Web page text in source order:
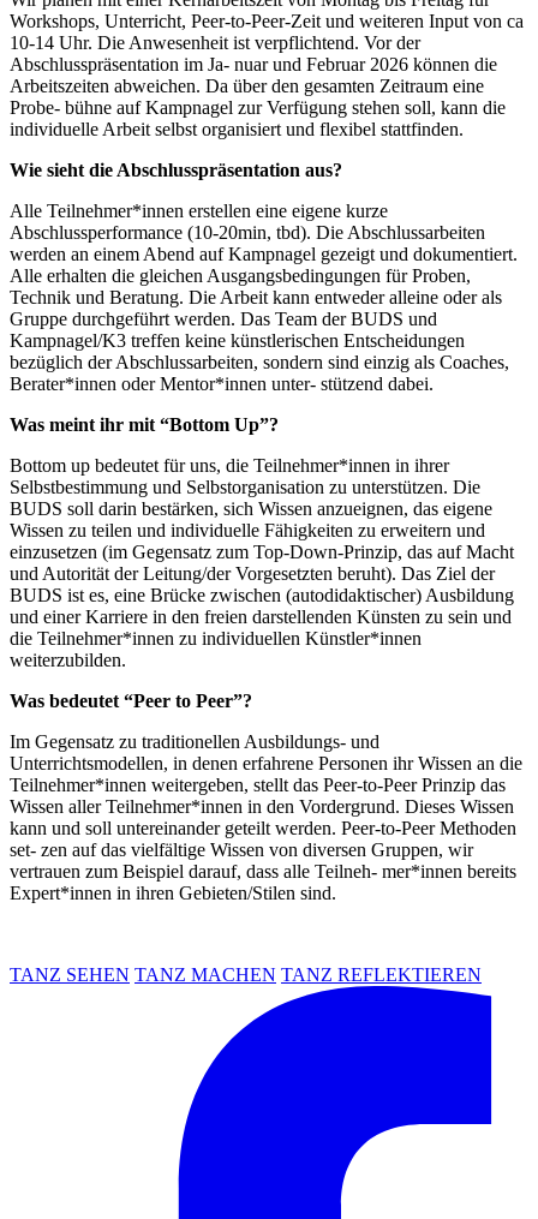
Workshops, Unterricht, Peer-to-Peer-Zeit und weiteren Input von ca
10-14 Uhr. Die Anwesenheit ist verpflichtend. Vor der
Abschlusspräsentation im Ja- nuar und Februar 2026 können die
Arbeitszeiten abweichen. Da über den gesamten Zeitraum eine
Probe- bühne auf Kampnagel zur Verfügung stehen soll, kann die
individuelle Arbeit selbst organisiert und flexibel stattfinden.
Wie sieht die Abschlusspräsentation aus?
Alle Teilnehmer*innen erstellen eine eigene kurze
Abschlussperformance (10-20min, tbd). Die Abschlussarbeiten
werden an einem Abend auf Kampnagel gezeigt und dokumentiert.
Alle erhalten die gleichen Ausgangsbedingungen für Proben,
Technik und Beratung. Die Arbeit kann entweder alleine oder als
Gruppe durchgeführt werden. Das Team der BUDS und
Kampnagel/K3 treffen keine künstlerischen Entscheidungen
bezüglich der Abschlussarbeiten, sondern sind einzig als Coaches,
Berater*innen oder Mentor*innen unter- stützend dabei.
Was meint ihr mit “Bottom Up”?
Bottom up bedeutet für uns, die Teilnehmer*innen in ihrer
Selbstbestimmung und Selbstorganisation zu unterstützen. Die
BUDS soll darin bestärken, sich Wissen anzueignen, das eigene
Wissen zu teilen und individuelle Fähigkeiten zu erweitern und
einzusetzen (im Gegensatz zum Top-Down-Prinzip, das auf Macht
und Autorität der Leitung/der Vorgesetzten beruht). Das Ziel der
BUDS ist es, eine Brücke zwischen (autodidaktischer) Ausbildung
und einer Karriere in den freien darstellenden Künsten zu sein und
die Teilnehmer*innen zu individuellen Künstler*innen
weiterzubilden.
Was bedeutet “Peer to Peer”?
Im Gegensatz zu traditionellen Ausbildungs- und
Unterrichtsmodellen, in denen erfahrene Personen ihr Wissen an die
Teilnehmer*innen weitergeben, stellt das Peer-to-Peer Prinzip das
Wissen aller Teilnehmer*innen in den Vordergrund. Dieses Wissen
kann und soll untereinander geteilt werden. Peer-to-Peer Methoden
set- zen auf das vielfältige Wissen von diversen Gruppen, wir
vertrauen zum Beispiel darauf, dass alle Teilneh- mer*innen bereits
Expert*innen in ihren Gebieten/Stilen sind.
TANZ SEHEN TANZ MACHEN TANZ REFLEKTIEREN